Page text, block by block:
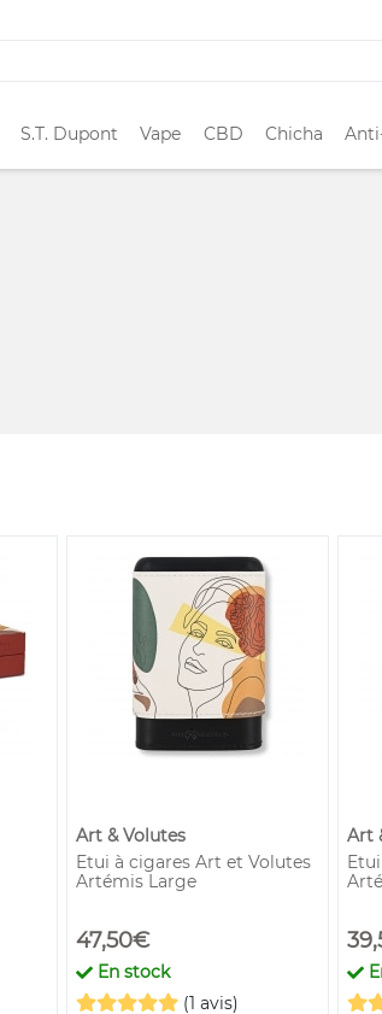
S.T. Dupont Vape CBD Chicha
Art & Volutes
Etui à cigares Art et Volutes
Artémis Large
47,50€
En stock
(1 avis)
Art